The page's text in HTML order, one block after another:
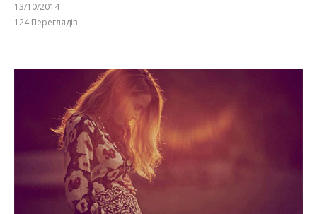
13/10/2014
124Переглядів